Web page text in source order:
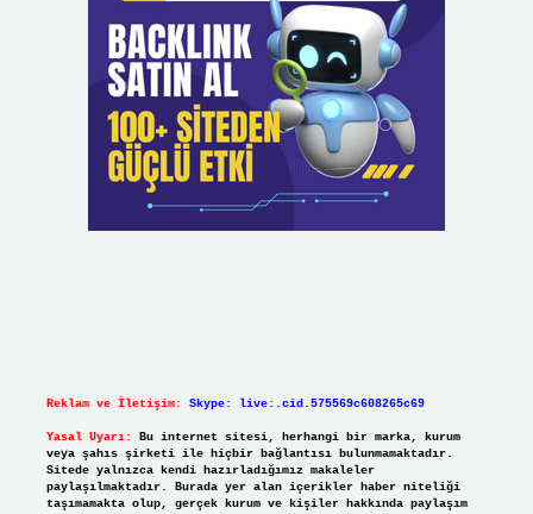
Reklam ve İletişim: Skype: live:.cid.575569c608265c69
Yasal Uyarı:
Bu internet sitesi, herhangi bir marka, kurum
veya şahıs şirketi ile hiçbir bağlantısı bulunmamaktadır.
Sitede yalnızca kendi hazırladığımız makaleler
paylaşılmaktadır. Burada yer alan içerikler haber niteliği
taşımamakta olup, gerçek kurum ve kişiler hakkında paylaşım